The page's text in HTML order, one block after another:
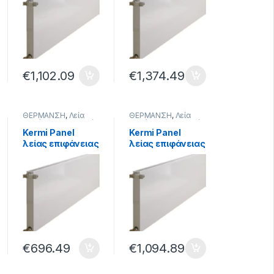
€1,102.09
4602kcal/h
€1,374.49
ΘΕΡΜΑΝΣΗ, Λεία
Επιφάνεια - Plan
Λεία
Εσωτερικού Βρόγχου
- Ventil,Σώματα
Θέρμανσης,Σώματα
Θέρμανσης Panel
Kermi Panel
λείας επιφάνειας
33/405/1805 Plan
Ventil 3593kcal/h
€696.49
ΘΕΡΜΑΝΣΗ, Λεία
Επιφάνεια - Plan
Λεία
Εσωτερικού Βρόγχου
- Ventil,Σώματα
Θέρμανσης,Σώματα
Θέρμανσης Panel
Kermi Panel
λείας επιφάνειας
33/405/2005
Plan Ventil
3990kcal/h
€1,094.89